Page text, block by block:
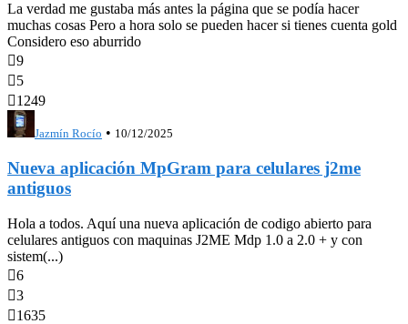
La verdad me gustaba más antes la página que se podía hacer
muchas cosas Pero a hora solo se pueden hacer si tienes cuenta gold
Considero eso aburrido
9
5
1249
Jazmín Rocío • 10/12/2025
Nueva aplicación MpGram para celulares j2me
antiguos
Hola a todos. Aquí una nueva aplicación de codigo abierto para
celulares antiguos con maquinas J2ME Mdp 1.0 a 2.0 + y con
sistem(...)
6
3
1635